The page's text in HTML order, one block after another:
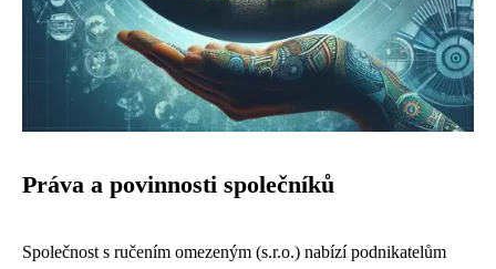
Práva a povinnosti společníků
Společnost s ručením omezeným (s.r.o.) nabízí podnikatelům